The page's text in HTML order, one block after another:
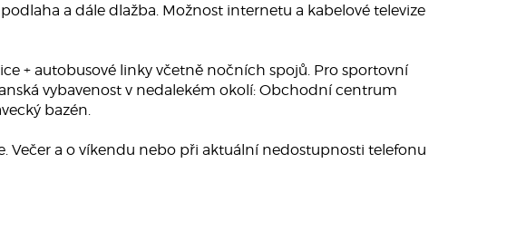
a dále dlažba. Možnost internetu a kabelové televize
+ autobusové linky včetně nočních spojů. Pro sportovní
vybavenost v nedalekém okolí: Obchodní centrum
bazén.
a o víkendu nebo při aktuální nedostupnosti telefonu